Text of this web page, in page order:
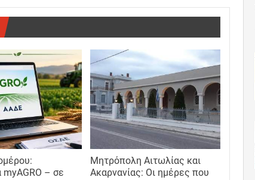
– σε
Μητρόπολη Αιτωλίας και
Ακαρνανίας: Οι ημέρες που